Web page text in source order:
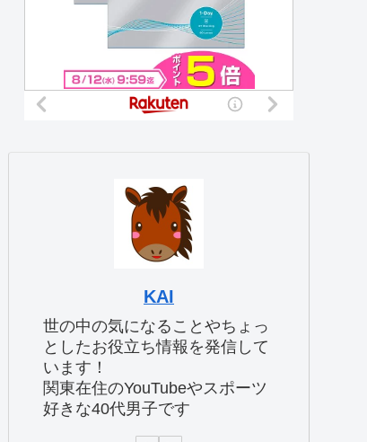
KAI
世の中の気になることやちょっ
としたお役立ち情報を発信して
います！
関東在住のYouTubeやスポーツ
好きな40代男子です